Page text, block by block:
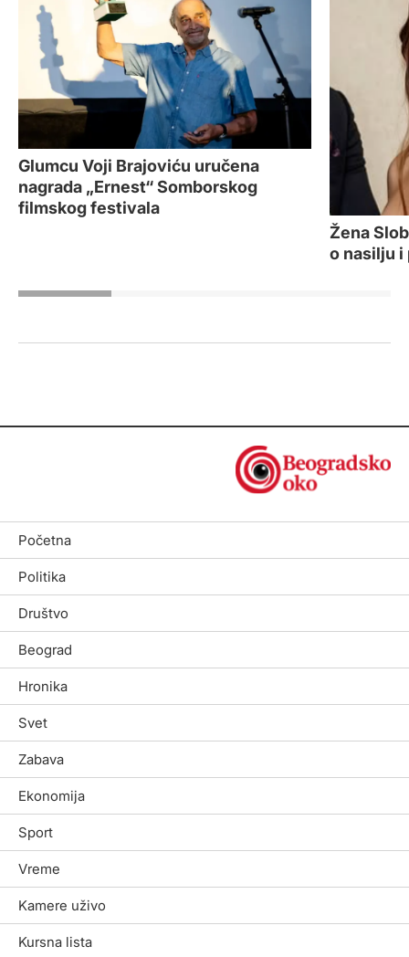
Glumcu Voji Brajoviću uručena
nagrada „Ernest“ Somborskog
filmskog festivala
Žena
o nasilju i
Početna
Politika
Društvo
Beograd
Hronika
Svet
Zabava
Ekonomija
Sport
Vreme
Kamere uživo
Kursna lista